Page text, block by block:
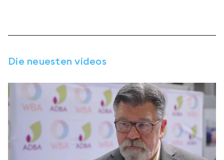
Die neuesten videos